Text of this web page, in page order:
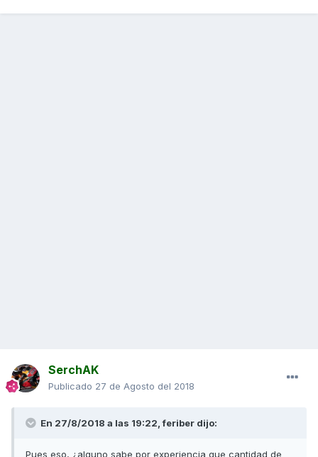
SerchAK
Publicado 27 de Agosto del 2018
En 27/8/2018 a las 19:22,feriber dijo:
Pues eso, ¿alguno sabe por experiencia que cantidad de